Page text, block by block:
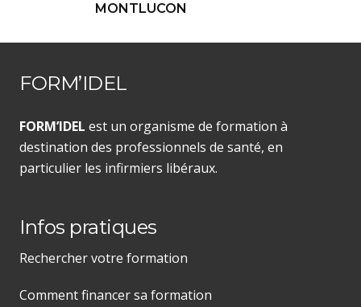
MONTLUCON
FORM’IDEL
FORM’IDEL est un organisme de formation à
destination des professionnels de santé, en
particulier les infirmiers libéraux.
Infos pratiques
Rechercher votre formation
Comment financer sa formation